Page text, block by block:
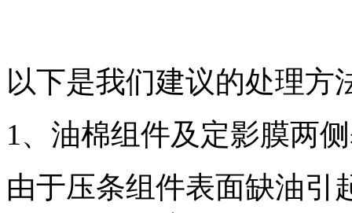
以下是我们建议的处理方
1、油棉组件及定影膜两
由于压条组件表面缺油引